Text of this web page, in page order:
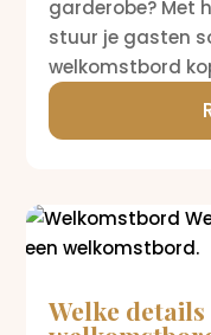
garderobe? Met
stuur je gasten
welkomstbord
Welke